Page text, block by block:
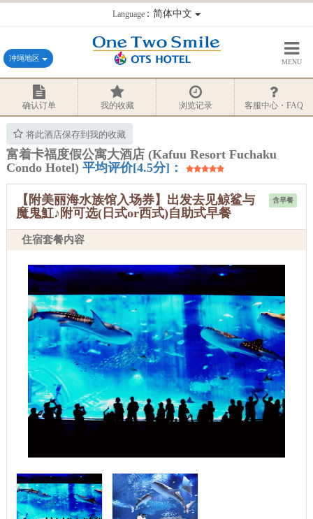
Language：简体中文
冲绳地区 MENU
确认订单 我的收藏 浏览记录 客服中心・FAQ
将此酒店保存到我的收藏
富着卡福度假公寓大酒店 (Kafuu Resort Fuchaku
Condo Hotel) 平均评价[4.5分]：
含早餐
【附美丽海水族馆入场券】出发去见鲸鲨与
魔鬼魟♪附可选(日式or西式)自助式早餐
住宿套餐内容